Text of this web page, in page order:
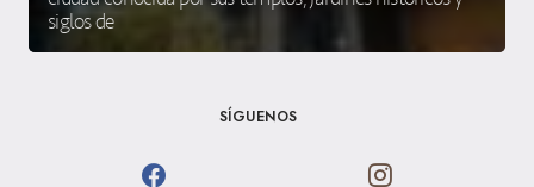
siglos de
SÍGUENOS